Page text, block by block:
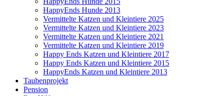
HappyEnds Hunde 2013
Vermittelte Katzen und Kleintiere 2025
Vermittelte Katzen und Kleintiere 2023
Vermittelte Katzen und Kleintiere 2021
Vermittelte Katzen und Kleintiere 2019
Happy Ends Katzen und Kleintiere 2017
Happy Ends Katzen und Kleintiere 2015
HappyEnds Katzen und Kleintiere 2013
Taubenprojekt
Pension